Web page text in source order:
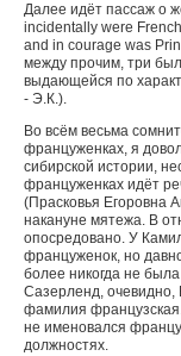
Далее идёт пассаж о
incidentally were
and in courage was
между прочим, три
выдающейся по
- Э.К.).
Во всём весьма
француженках, я
сибирской истории,
француженках идёт
(Прасковья Егоровна
накануне мятежа. В
опосредовано. У
француженок, но
более никогда не
Сазерленд, очевидно,
фамилия
не именовался
должностях.